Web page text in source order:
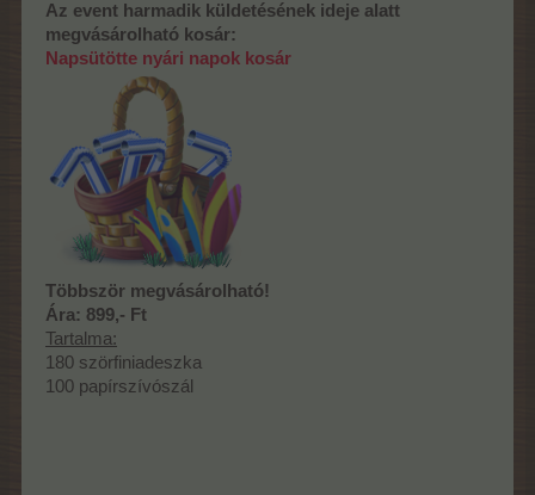
Az event harmadik küldetésének ideje alatt
megvásárolható kosár:
Napsütötte nyári napok kosár
Többször megvásárolható!
Ára: 899,- Ft
Tartalma:
180 szörfiniadeszka
100 papírszívószál